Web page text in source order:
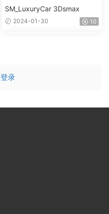
SM_LuxuryCar 3Dsmax
2024-01-30 10
登录